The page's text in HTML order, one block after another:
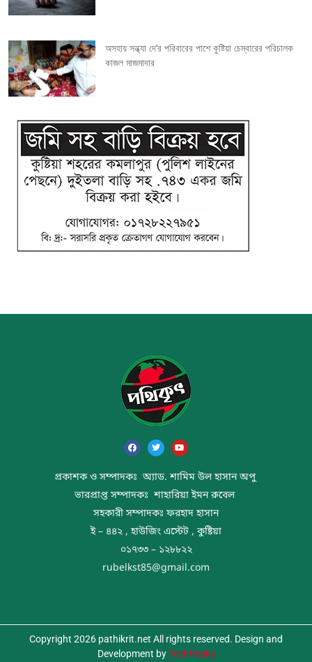
n
অসহায় সন্ধ্যা দে’র পরিবারের পাশে কুষ্টিয়া চেম্বারের পরিচালক
কাজল মাজমাদার
প্রকাশক ও সম্পাদকঃ অ্যাড. শামিম উল হাসান অপু
ভারপ্রাপ্ত সম্পাদকঃ শাহারিয়া ইমন রুবেল
সহকারী সম্পাদকঃ ফরহাদ হাসান
ই – ৪৪২ , হাউজিং এস্টেট , কুষ্টিয়া
০১৭৩৩ – ১২৮৮২২
rubelkst85@gmail.com
Copyright 2026 pathikrit.net All rights reserved. Design and
Development byTechPeaks